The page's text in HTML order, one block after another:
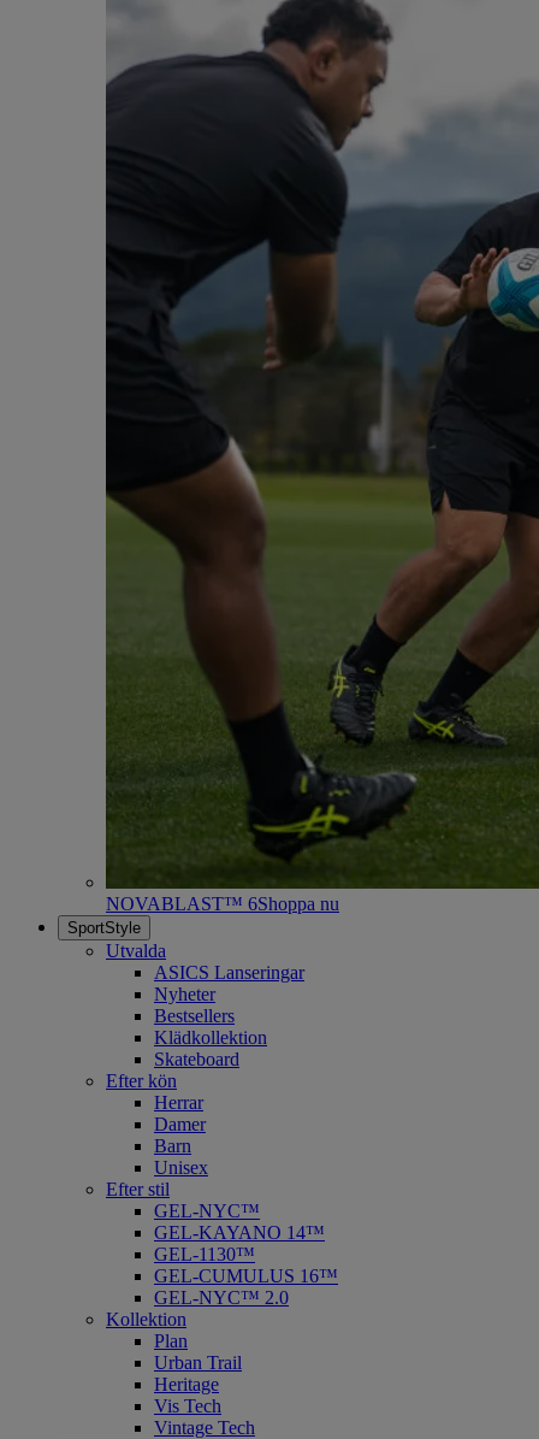
NOVABLAST™ 6Shoppa nu
SportStyle
Utvalda
ASICS Lanseringar
Nyheter
Bestsellers
Klädkollektion
Skateboard
Efter kön
Herrar
Damer
Barn
Unisex
Efter stil
GEL-NYC™
GEL-KAYANO 14™
GEL-1130™
GEL-CUMULUS 16™
GEL-NYC™ 2.0
Kollektion
Plan
Urban Trail
Heritage
Vis Tech
Vintage Tech